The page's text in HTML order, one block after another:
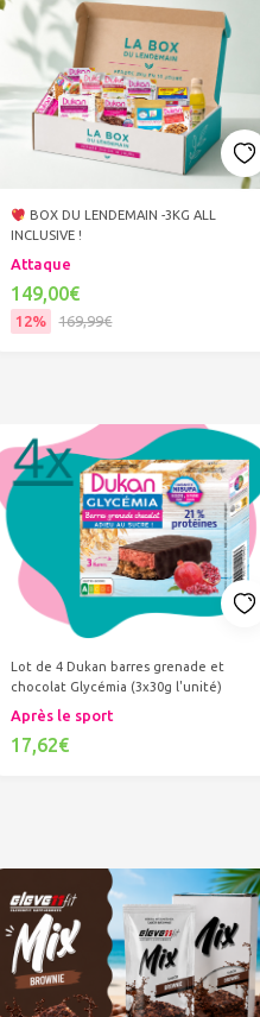
BOX DU LENDEMAIN -3KG ALL
INCLUSIVE !
Attaque
149,00€
12%
169,99€
Lot de 4 Dukan barres grenade et
chocolat Glycémia (3x30g l'unité)
Après le sport
17,62€